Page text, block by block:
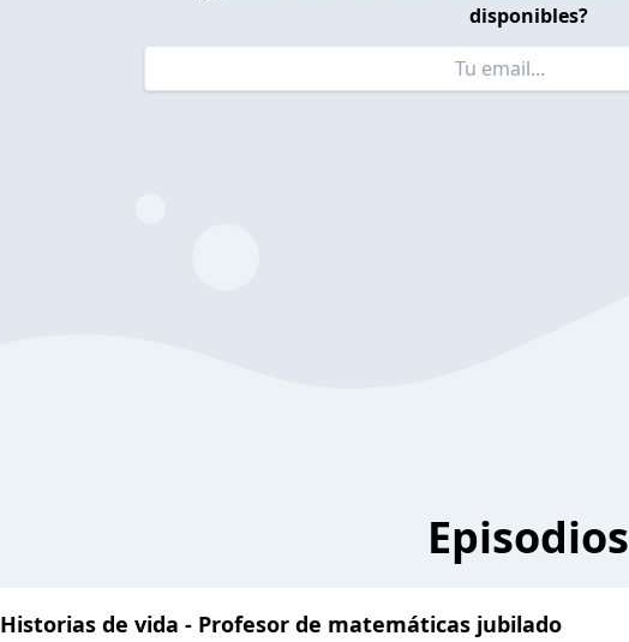
disponibles?
Episodios
Historias de vida - Profesor de matemáticas jubilado